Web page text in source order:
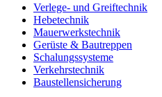
Verlege- und Greiftechnik
Hebetechnik
Mauerwerkstechnik
Gerüste & Bautreppen
Schalungssysteme
Verkehrstechnik
Baustellensicherung